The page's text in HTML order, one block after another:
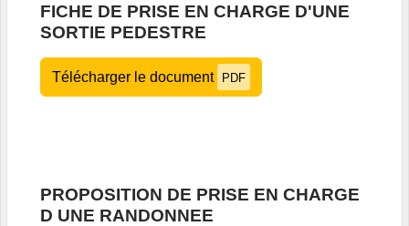
FICHE DE PRISE EN CHARGE D'UNE
SORTIE PEDESTRE
Télécharger le document PDF
PROPOSITION DE PRISE EN CHARGE
D UNE RANDONNEE